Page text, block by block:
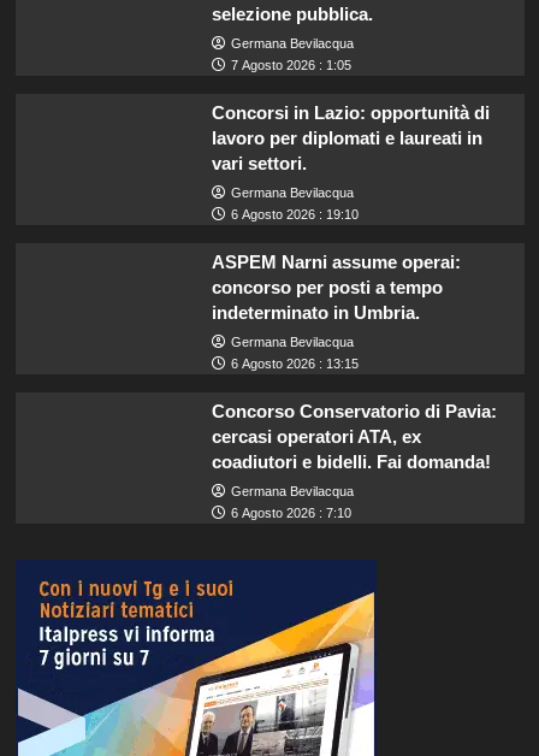
selezione pubblica.
Germana Bevilacqua
7 Agosto 2026 : 1:05
Concorsi in Lazio: opportunità di
lavoro per diplomati e laureati in
vari settori.
Germana Bevilacqua
6 Agosto 2026 : 19:10
ASPEM Narni assume operai:
concorso per posti a tempo
indeterminato in Umbria.
Germana Bevilacqua
6 Agosto 2026 : 13:15
Concorso Conservatorio di Pavia:
cercasi operatori ATA, ex
coadiutori e bidelli. Fai domanda!
Germana Bevilacqua
6 Agosto 2026 : 7:10